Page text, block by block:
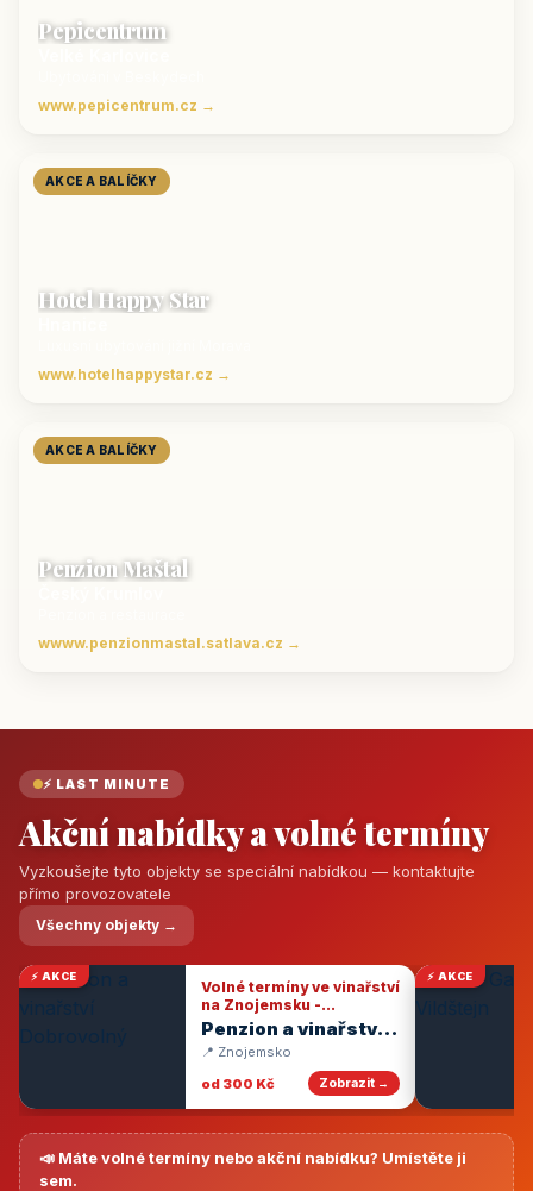
Pepicentrum
www.pepicentrum.cz →
AKCE A BALÍČKY
Hotel Happy Star
www.hotelhappystar.cz →
AKCE A BALÍČKY
Penzion Maštal
wwww.penzionmastal.satlava.cz →
⚡ LAST MINUTE
Akční nabídky a volné termíny
Vyzkoušejte tyto objekty se speciální nabídkou — kontaktujte
přímo provozovatele
Všechny objekty →
⚡ AKCE
Volné termíny ve vinařství
na Znojemsku -
degustace vín
Penzion a vinařství
Dobrovolný
📍 Znojemsko
od 300 Kč
Zobrazit →
⚡ AKCE
📣 Máte volné termíny nebo akční nabídku? Umístěte ji
sem.